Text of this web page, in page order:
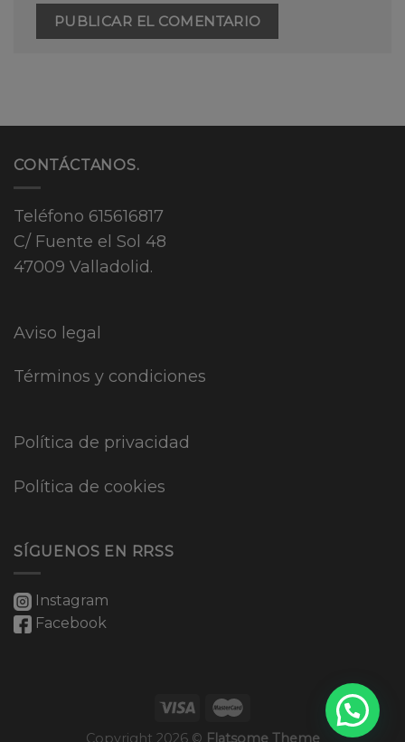
CONTÁCTANOS.
Teléfono 615616817
C/ Fuente el Sol 48
47009 Valladolid.
Aviso legal
Términos y condiciones
Política de privacidad
Política de cookies
SÍGUENOS EN RRSS
Instagram
Facebook
Copyright 2026 © Flatsome Theme